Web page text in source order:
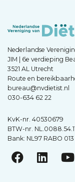
Nederlandse
JIM | 6e verdieping
3521 AL Utrecht
Route en
bureau@nvdietist.nl
030-634 62 22
KvK-nr. 40530679
BTW-nr.
Bank: NL97 RABO